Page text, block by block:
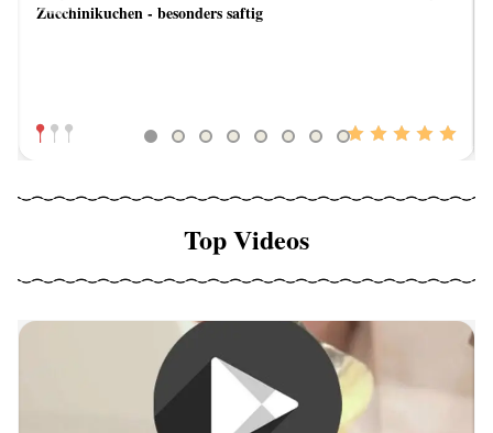
Zucchinikuchen - besonders saftig
Previous
Top Videos